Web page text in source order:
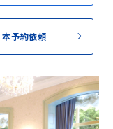
本予約依頼